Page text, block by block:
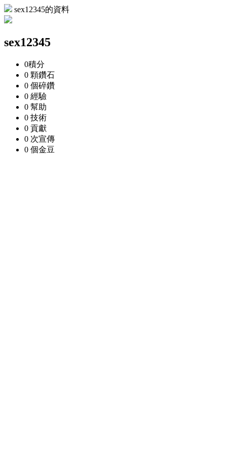
sex12345的資料
sex12345
0積分
0 顆鑽石
0 個碎鑽
0 經驗
0 幫助
0 技術
0 貢獻
0 次宣傳
0 個金豆